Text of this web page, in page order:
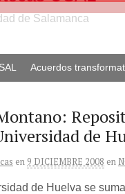
de Salamanca
Acuerdos
de
en 9 DICIEMBRE 2008 en
de Huelva se